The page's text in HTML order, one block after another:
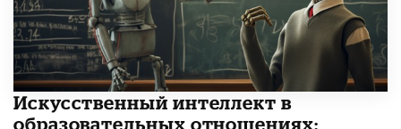
​Искусственный интеллект в
образовательных отношениях: